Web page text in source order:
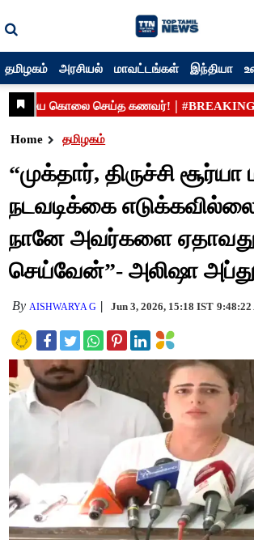
தமிழகம் அரசியல் மாவட்டங்கள் இந்தியா
Home தமிழகம்
“முக்தார், திருச்சி சூர்யா
நடவடிக்கை
நானே அவர்களை
செய்வேன்”- அலிஷா
By AISHWARYA G Jun 3, 2026, 15:18 IST 9:48:22